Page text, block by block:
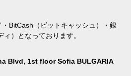
BitCash（ビットキャッシュ）・銀
）となっております。
Blvd, 1st floor Sofia BULGARIA